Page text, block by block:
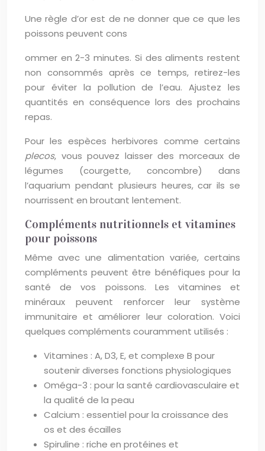
Une règle d’or est de ne donner que ce que les
poissons peuvent cons
ommer en 2-3 minutes. Si des aliments restent
non consommés après ce temps, retirez-les
pour éviter la pollution de l’eau. Ajustez les
quantités en conséquence lors des prochains
repas.
Pour les espèces herbivores comme certains
plecos, vous pouvez laisser des morceaux de
légumes (courgette, concombre) dans
l’aquarium pendant plusieurs heures, car ils se
nourrissent en broutant lentement.
Compléments nutritionnels et vitamines
pour poissons
Même avec une alimentation variée, certains
compléments peuvent être bénéfiques pour la
santé de vos poissons. Les vitamines et
minéraux peuvent renforcer leur système
immunitaire et améliorer leur coloration. Voici
quelques compléments couramment utilisés :
Vitamines : A, D3, E, et complexe B pour
soutenir diverses fonctions physiologiques
Oméga-3 : pour la santé cardiovasculaire et
la qualité de la peau
Calcium : essentiel pour la croissance des
os et des écailles
Spiruline : riche en protéines et